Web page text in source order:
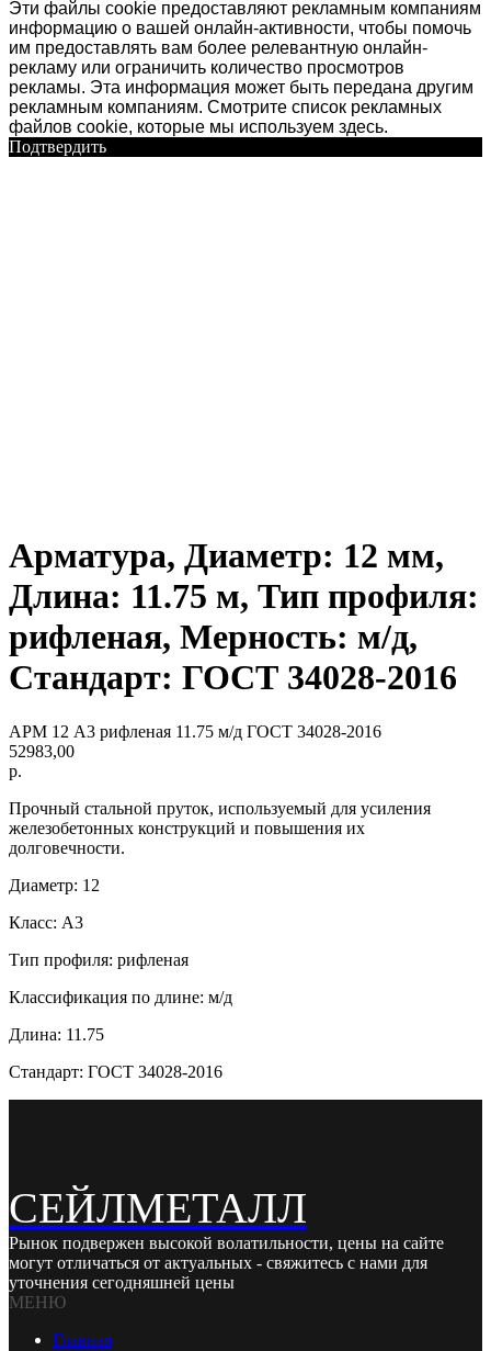
Эти файлы cookie предоставляют рекламным компаниям
информацию о вашей онлайн-активности, чтобы помочь
им предоставлять вам более релевантную онлайн-
рекламу или ограничить количество просмотров
рекламы. Эта информация может быть передана другим
рекламным компаниям. Смотрите список рекламных
файлов cookie, которые мы используем здесь.
Подтвердить
Арматура, Диаметр: 12 мм,
Длина: 11.75 м, Тип профиля:
рифленая, Мерность: м/д,
Стандарт: ГОСТ 34028-2016
АРМ 12 А3 рифленая 11.75 м/д ГОСТ 34028-2016
52983,00
р.
Прочный стальной пруток, используемый для усиления
железобетонных конструкций и повышения их
долговечности.
Диаметр: 12
Класс: А3
Тип профиля: рифленая
Классификация по длине: м/д
Длина: 11.75
Стандарт: ГОСТ 34028-2016
СЕЙЛМЕТАЛЛ
Рынок подвержен высокой волатильности, цены на сайте
могут отличаться от актуальных - свяжитесь с нами для
уточнения сегодняшней цены
МЕНЮ
Главная